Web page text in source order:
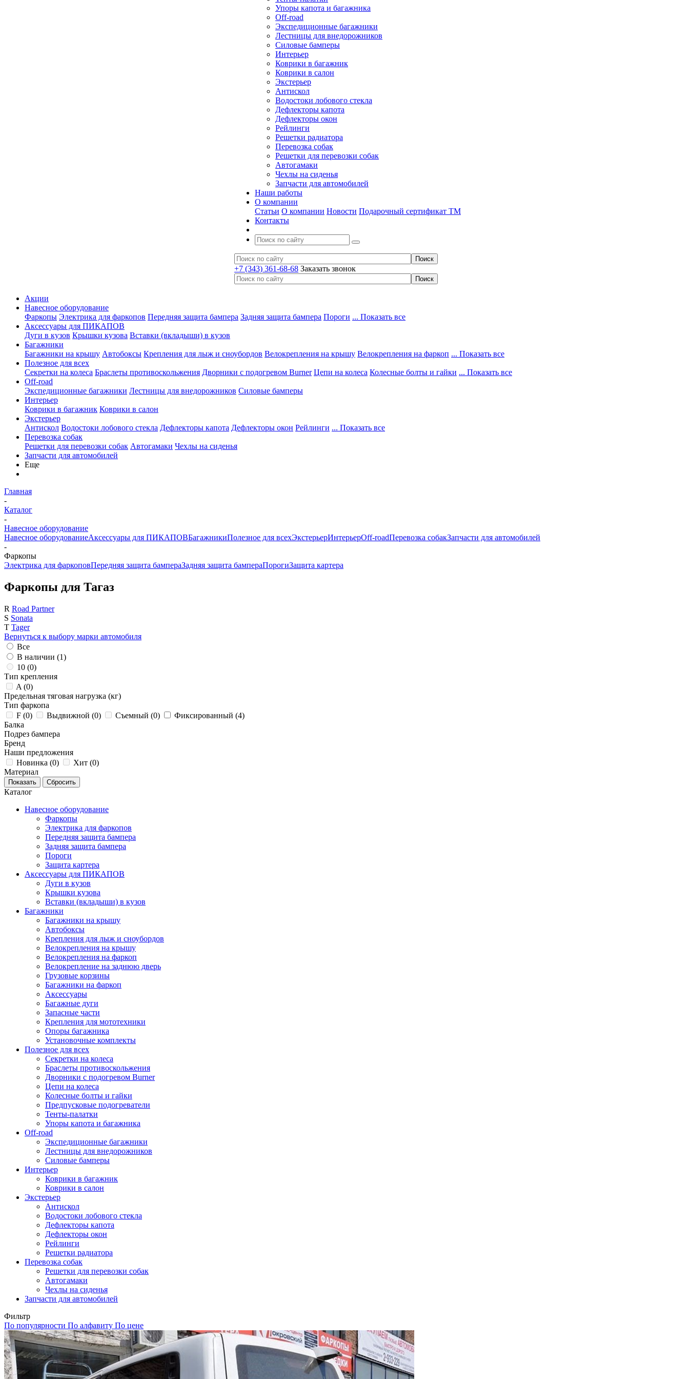
Упоры капота и багажника
Off-road
Экспедиционные багажники
Лестницы для внедорожников
Силовые бамперы
Интерьер
Коврики в багажник
Коврики в салон
Экстерьер
Антискол
Водостоки лобового стекла
Дефлекторы капота
Дефлекторы окон
Рейлинги
Решетки радиатора
Перевозка собак
Решетки для перевозки собак
Автогамаки
Чехлы на сиденья
Запчасти для автомобилей
Наши работы
О компании
Статьи О компании Новости Подарочный сертификат ТМ
Контакты
+7 (343) 361-68-68 Заказать звонок
Акции
Навесное оборудование
Фаркопы Электрика для фаркопов Передняя защита бампера Задняя защита бампера Пороги ... Показать все
Аксессуары для ПИКАПОВ
Дуги в кузов Крышки кузова Вставки (вкладыши) в кузов
Багажники
Багажники на крышу Автобоксы Крепления для лыж и сноубордов Велокрепления на крышу Велокрепления на фаркоп ... Показать все
Полезное для всех
Секретки на колеса Браслеты противоскольжения Дворники с подогревом Burner Цепи на колеса Колесные болты и гайки ... Показать все
Off-road
Экспедиционные багажники Лестницы для внедорожников Силовые бамперы
Интерьер
Коврики в багажник Коврики в салон
Экстерьер
Антискол Водостоки лобового стекла Дефлекторы капота Дефлекторы окон Рейлинги ... Показать все
Перевозка собак
Решетки для перевозки собак Автогамаки Чехлы на сиденья
Запчасти для автомобилей
Еще
Главная
-
Каталог
-
Навесное оборудование
Навесное оборудованиеАксессуары для ПИКАПОВБагажникиПолезное для всехЭкстерьерИнтерьерOff-roadПеревозка собакЗапчасти для автомобилей
-
Фаркопы
Электрика для фаркоповПередняя защита бампераЗадняя защита бампераПорогиЗащита картера
Фаркопы для Тагаз
R Road Partner
S Sonata
T Tager
Вернуться к выбору марки автомобиля
Все
В наличии (1)
10 (0)
Тип крепления
A (0)
Предельная тяговая нагрузка (кг)
Тип фаркопа
F (0) Выдвижной (0) Съемный (0) Фиксированный (4)
Балка
Подрез бампера
Бренд
Наши предложения
Новинка (0) Хит (0)
Материал
Каталог
Навесное оборудование
Фаркопы
Электрика для фаркопов
Передняя защита бампера
Задняя защита бампера
Пороги
Защита картера
Аксессуары для ПИКАПОВ
Дуги в кузов
Крышки кузова
Вставки (вкладыши) в кузов
Багажники
Багажники на крышу
Автобоксы
Крепления для лыж и сноубордов
Велокрепления на крышу
Велокрепления на фаркоп
Велокрепление на заднюю дверь
Грузовые корзины
Багажники на фаркоп
Аксессуары
Багажные дуги
Запасные части
Крепления для мототехники
Опоры багажника
Установочные комплекты
Полезное для всех
Секретки на колеса
Браслеты противоскольжения
Дворники с подогревом Burner
Цепи на колеса
Колесные болты и гайки
Предпусковые подогреватели
Тенты-палатки
Упоры капота и багажника
Off-road
Экспедиционные багажники
Лестницы для внедорожников
Силовые бамперы
Интерьер
Коврики в багажник
Коврики в салон
Экстерьер
Антискол
Водостоки лобового стекла
Дефлекторы капота
Дефлекторы окон
Рейлинги
Решетки радиатора
Перевозка собак
Решетки для перевозки собак
Автогамаки
Чехлы на сиденья
Запчасти для автомобилей
Фильтр
По популярности По алфавиту По цене